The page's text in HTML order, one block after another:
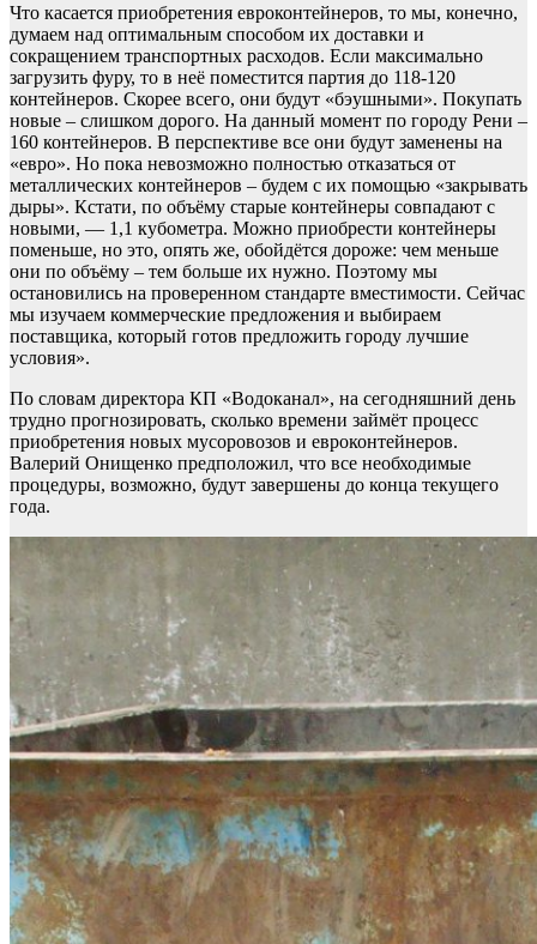
Что касается приобретения евроконтейнеров, то мы, конечно,
думаем над оптимальным способом их доставки и
сокращением транспортных расходов. Если максимально
загрузить фуру, то в неё поместится партия до 118-120
контейнеров. Скорее всего, они будут «бэушными». Покупать
новые – слишком дорого. На данный момент по городу Рени –
160 контейнеров. В перспективе все они будут заменены на
«евро». Но пока невозможно полностью отказаться от
металлических контейнеров – будем с их помощью «закрывать
дыры». Кстати, по объёму старые контейнеры совпадают с
новыми, — 1,1 кубометра. Можно приобрести контейнеры
поменьше, но это, опять же, обойдётся дороже: чем меньше
они по объёму – тем больше их нужно. Поэтому мы
остановились на проверенном стандарте вместимости. Сейчас
мы изучаем коммерческие предложения и выбираем
поставщика, который готов предложить городу лучшие
условия».
По словам директора КП «Водоканал», на сегодняшний день
трудно прогнозировать, сколько времени займёт процесс
приобретения новых мусоровозов и евроконтейнеров.
Валерий Онищенко предположил, что все необходимые
процедуры, возможно, будут завершены до конца текущего
года.